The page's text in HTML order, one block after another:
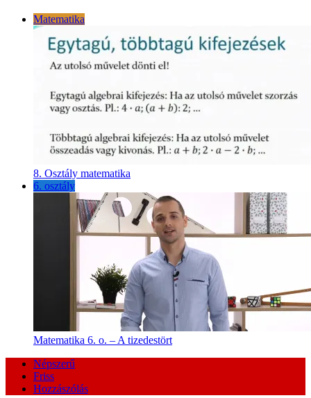
Matematika
8. Osztály matematika
6. osztály
Matematika 6. o. – A tizedestört
Népszerű
Friss
Hozzászólás